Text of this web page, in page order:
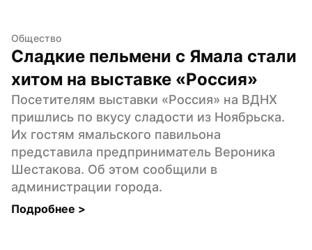
Общество
Сладкие пельмени с Ямала стали
хитом на выставке «Россия»
Посетителям выставки «Россия» на ВДНХ
пришлись по вкусу сладости из Ноябрьска.
Их гостям ямальского павильона
представила предприниматель Вероника
Шестакова. Об этом сообщили в
администрации города.
Подробнее >